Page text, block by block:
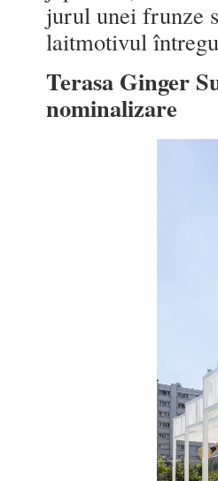
jurul unei frunze
laitmotivul
Terasa Ginger
nominalizare